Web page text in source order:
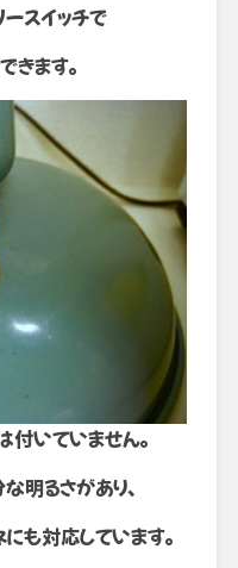
スイッチで
ます。
いていません。
明るさがあり、
も対応しています。